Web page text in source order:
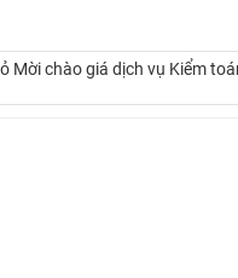
Mời chào giá dịch vụ Kiểm